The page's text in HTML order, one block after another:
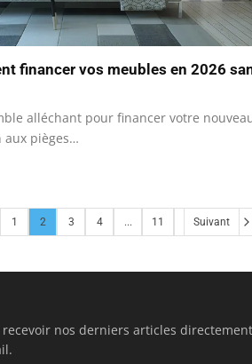
financer vos meubles en 2026
alléchant pour financer votre
aux pièges…
1 2 3 4 ... 11 Suivant
nos derniers articles directement